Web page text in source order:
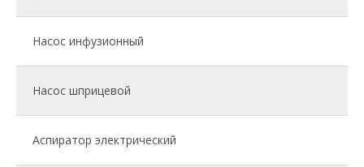
Насос инфузионный
Насос шприцевой
Аспиратор электрический